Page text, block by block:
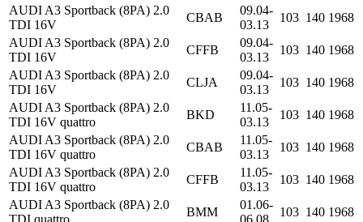
AUDI A3 Sportback (8PA) 2.0
TDI 16V
CBAB
09.04-
03.13
103 140 1968
AUDI A3 Sportback (8PA) 2.0
TDI 16V
CFFB
09.04-
03.13
103 140 1968
AUDI A3 Sportback (8PA) 2.0
TDI 16V
CLJA
09.04-
03.13
103 140 1968
AUDI A3 Sportback (8PA) 2.0
TDI 16V quattro
BKD
11.05-
03.13
103 140 1968
AUDI A3 Sportback (8PA) 2.0
TDI 16V quattro
CBAB
11.05-
03.13
103 140 1968
AUDI A3 Sportback (8PA) 2.0
TDI 16V quattro
CFFB
11.05-
03.13
103 140 1968
AUDI A3 Sportback (8PA) 2.0
TDI quattro
BMM
01.06-
06.08
103 140 1968